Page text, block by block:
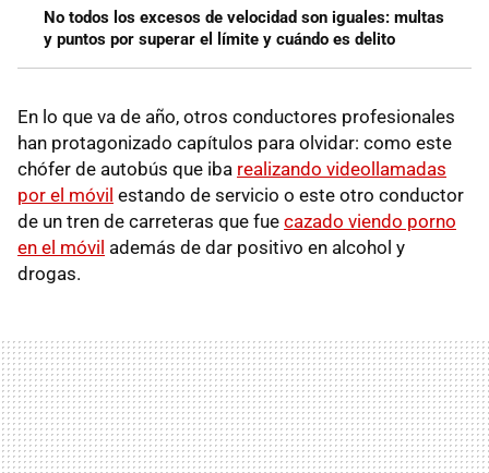
No todos los excesos de velocidad son iguales: multas
y puntos por superar el límite y cuándo es delito
En lo que va de año, otros conductores profesionales
han protagonizado capítulos para olvidar: como este
chófer de autobús que iba realizando videollamadas
por el móvil estando de servicio o este otro conductor
de un tren de carreteras que fue cazado viendo porno
en el móvil además de dar positivo en alcohol y
drogas.